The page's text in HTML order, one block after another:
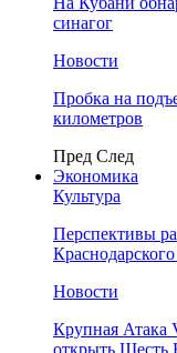
синагог
Новости
Пробка на
километров
Пред След
Экономика
Культура
Перспективы
Новости
Крупная Атака
открыть Шесть